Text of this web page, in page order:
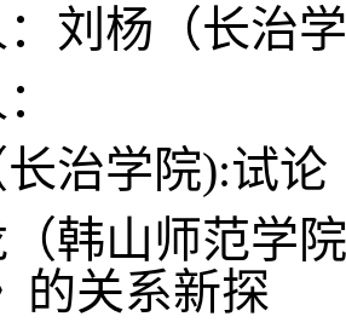
刘杨（长治
治学院):试论
韩山师范学
的关系新探